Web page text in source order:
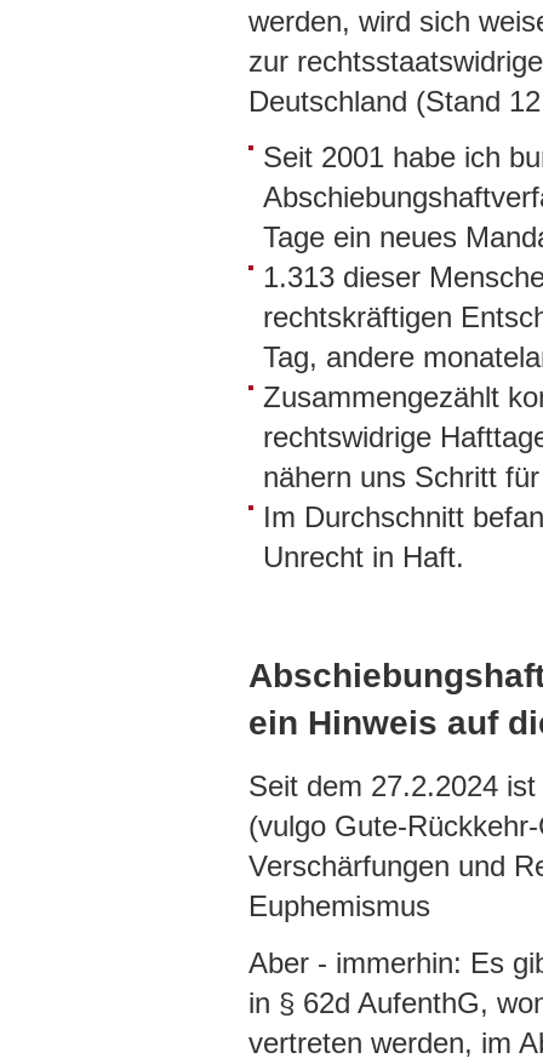
werden, wird sich
zur
Deutschland (Stand
Seit 2001 habe ich
Tage ein neues
1.313 dieser
rechtskräftigen
Tag, andere
Zusammengezählt
rechtswidrige
nähern uns Schritt
Im Durchschnitt
Unrecht in Haft.
ein Hinweis auf
Seit dem 27.2.2024
(vulgo Gute-
Verschärfungen und
Euphemismus
Aber - immerhin: Es
in § 62d AufenthG,
vertreten werden, im